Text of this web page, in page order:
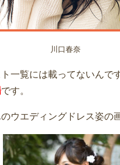
川口春奈
一覧には載ってないんで
です。
ウエディングドレス姿の